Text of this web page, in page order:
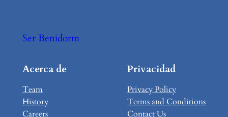
Ser Benidorm
Acerca de
Team
History
Careers
Privacidad
Privacy Policy
Terms and Conditions
Contact Us